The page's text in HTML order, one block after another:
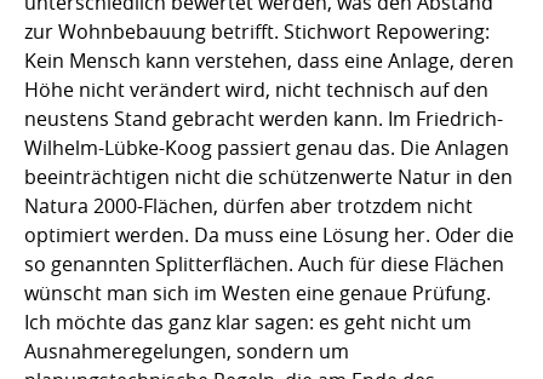
zur Wohnbebauung betrifft. Stichwort Repowering:
Kein Mensch kann verstehen, dass eine Anlage, deren
Höhe nicht verändert wird, nicht technisch auf den
neustens Stand gebracht werden kann. Im Friedrich-
Wilhelm-Lübke-Koog passiert genau das. Die Anlagen
beeinträchtigen nicht die schützenwerte Natur in den
Natura 2000-Flächen, dürfen aber trotzdem nicht
optimiert werden. Da muss eine Lösung her. Oder die
so genannten Splitterflächen. Auch für diese Flächen
wünscht man sich im Westen eine genaue Prüfung.
Ich möchte das ganz klar sagen: es geht nicht um
Ausnahmeregelungen, sondern um